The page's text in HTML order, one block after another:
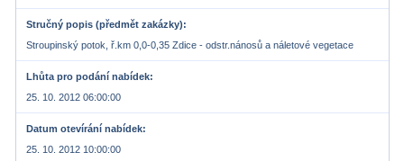
Stručný popis (předmět zakázky)
Stroupinský potok, ř.km 0,0-0,35 Zdice - odstr.nánosů a náletové vegetace
Lhůta pro podání nabídek
25. 10. 2012 06:00:00
Datum otevírání nabídek
25. 10. 2012 10:00:00